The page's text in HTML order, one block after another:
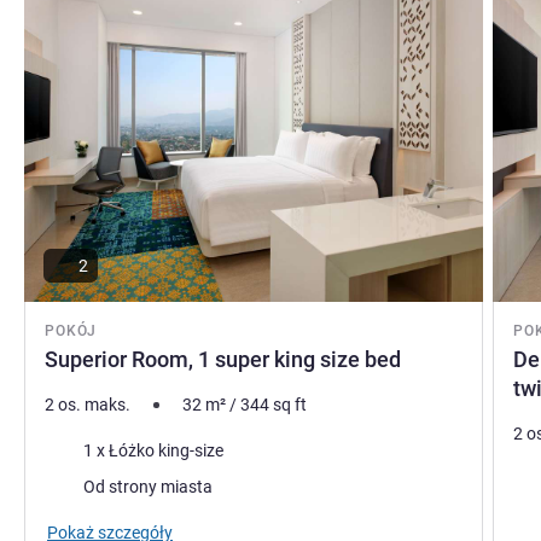
POKÓJ
Superior Room, 1 super king size bed
2
2 os. maks. 32 m²/344sq ft
Pościel1 x Łóżko king-size
Widoki:Od strony miasta
Pokaż szczegóły
2